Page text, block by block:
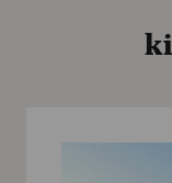
piirtyy